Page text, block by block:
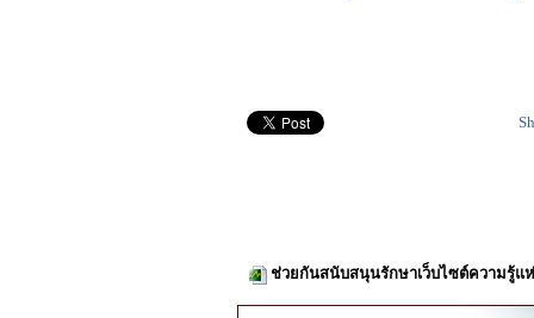
ช่วยกันสนับสนุนรักษาเว็บไซต์ความรู้แ